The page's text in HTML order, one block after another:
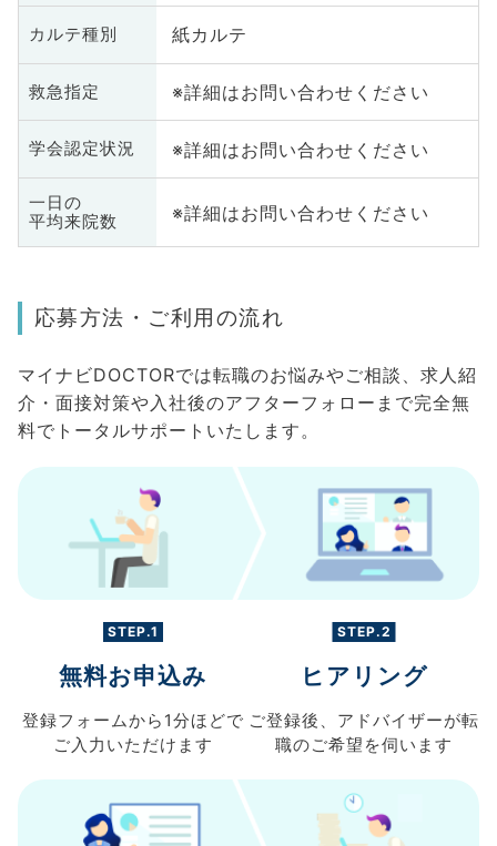
カルテ種別 紙カルテ
救急指定 ※詳細はお問い合わせください
学会認定状況 ※詳細はお問い合わせください
一日の
平均来院数
※詳細はお問い合わせください
応募方法・ご利用の流れ
マイナビDOCTORでは転職のお悩みやご相談、求人紹
介・面接対策や入社後のアフターフォローまで完全無
料でトータルサポートいたします。
STEP.1
無料お申込み
登録フォームから 1分ほどで
ご入力 いただけます
STEP.2
ヒアリング
ご登録後、 アドバイザーが転
職のご希望を伺います